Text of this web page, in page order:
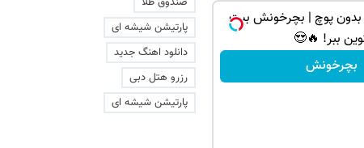
پوچ | بچرخونش بیت
ببر! 🔥😍
بچرخونش
پارتیشن شیشه ای
دانلود اهنگ جدید
رزرو هتل دبی
پارتیشن شیشه ای